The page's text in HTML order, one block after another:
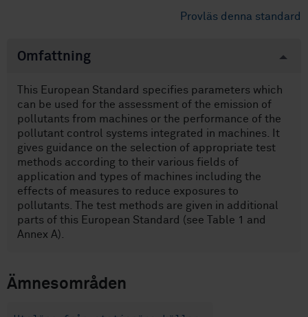
Provläs denna standard
Omfattning
This European Standard specifies parameters which
can be used for the assessment of the emission of
pollutants from machines or the performance of the
pollutant control systems integrated in machines. It
gives guidance on the selection of appropriate test
methods according to their various fields of
application and types of machines including the
effects of measures to reduce exposures to
pollutants. The test methods are given in additional
parts of this European Standard (see Table 1 and
Annex A).
Ämnesområden